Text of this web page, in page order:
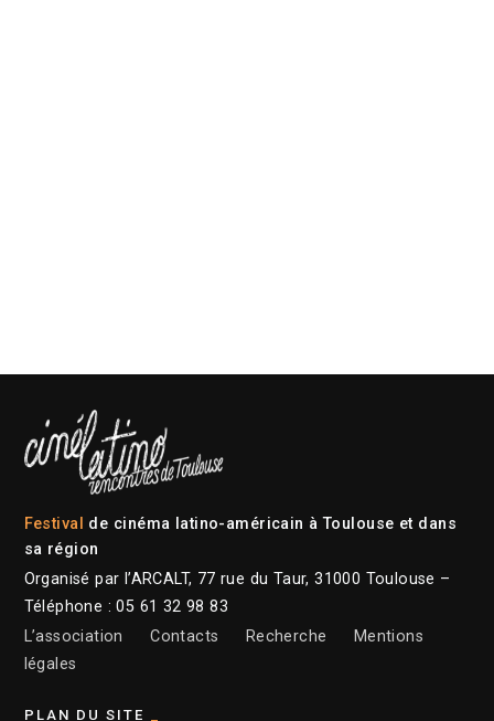
Festival de cinéma latino-américain à Toulouse et dans
sa région
Organisé par l’ARCALT, 77 rue du Taur, 31000 Toulouse –
Téléphone : 05 61 32 98 83
L’association
Contacts Recherche
Mentions
légales
PLAN DU SITE